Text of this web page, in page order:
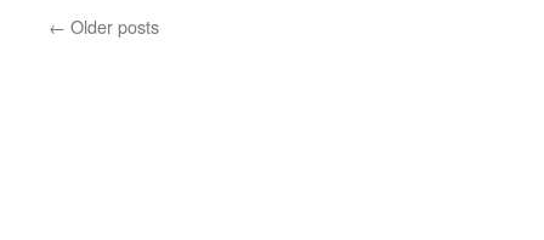
← Older posts